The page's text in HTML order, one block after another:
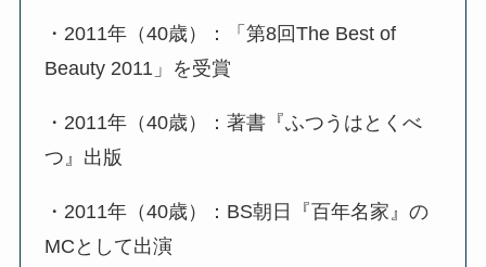
・2011年（40歳）：「第8回The Best of
Beauty 2011」を受賞
・2011年（40歳）：著書『ふつうはとくべ
つ』出版
・2011年（40歳）：BS朝日『百年名家』の
MCとして出演